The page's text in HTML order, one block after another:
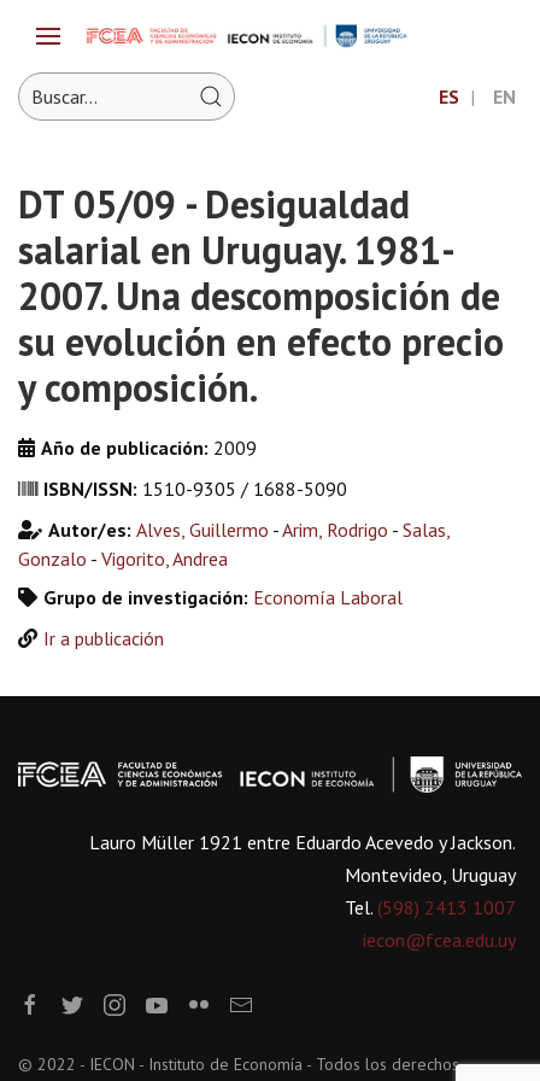
ES EN
DT 05/09 - Desigualdad
salarial en Uruguay. 1981-
2007. Una descomposición de
su evolución en efecto precio
y composición.
Año de publicación: 2009
ISBN/ISSN: 1510-9305 / 1688-5090
Autor/es: Alves, Guillermo -Arim, Rodrigo - Salas,
Gonzalo - Vigorito, Andrea
Grupo de investigación: Economía Laboral
Ir a publicación
Lauro Müller 1921 entre Eduardo Acevedo y Jackson.
Montevideo, Uruguay
Tel. (598) 2413 1007
iecon@fcea.edu.uy
© 2022 - IECON - Instituto de Economía - Todos los derechos